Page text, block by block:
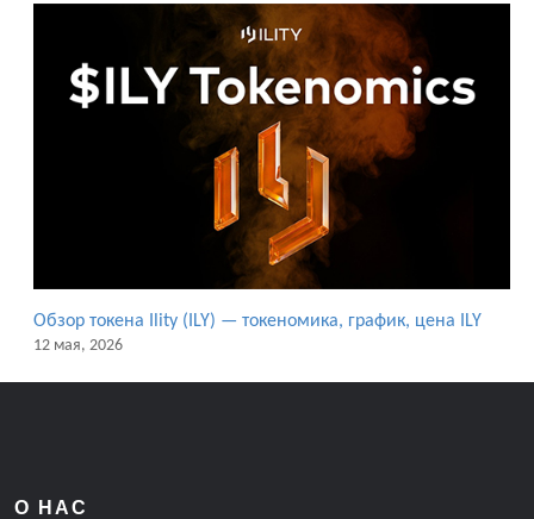
Обзор токена Ility (ILY) — токеномика, график, цена ILY
12 мая, 2026
О НАС